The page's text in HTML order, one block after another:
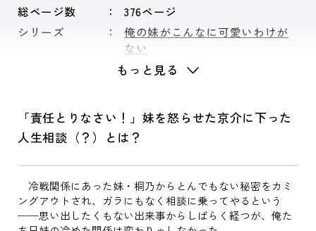
総ページ数
376ページ
シリーズ
俺の妹がこんなに可愛いわけが
ない
もっと見る
「責任とりなさい！」妹を怒らせた京介に下った
人生相談（？）とは？
冷戦関係にあった妹・桐乃からとんでもない秘密をカミ
ングアウトされ、ガラにもなく相談に乗ってやるという
──思い出したくもない出来事からしばらく経つが、俺た